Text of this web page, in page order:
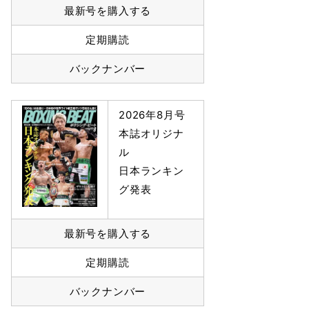
最新号を購入する
定期購読
バックナンバー
2026年8月号
本誌オリジナ
ル
日本ランキン
グ発表
最新号を購入する
定期購読
バックナンバー